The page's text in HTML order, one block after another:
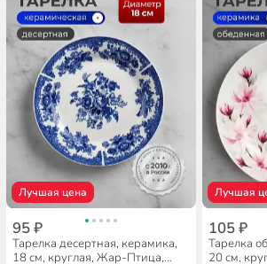
Лучшая цена
95 ₽
Тарелка десертная, керамика,
18 см, круглая, Жар-Птица,
Лучшая
105 ₽
Тарелка
20 см,